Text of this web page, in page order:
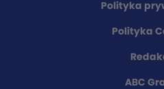
Polityka
Polityka
ABC